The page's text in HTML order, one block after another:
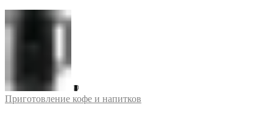
Приготовление кофе и напитков